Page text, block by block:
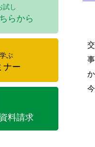
試し
らから
ぶ
ナー
料請求